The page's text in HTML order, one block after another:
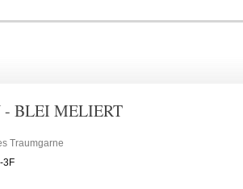
- BLEI MELIERT
Traumgarne
3F